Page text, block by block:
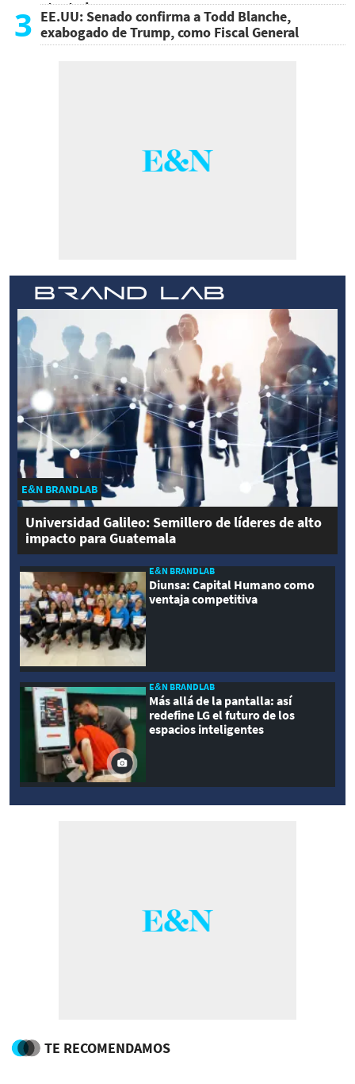
atentado
3 EE.UU: Senado confirma a Todd Blanche,
exabogado de Trump, como Fiscal General
E&N BRANDLAB
Universidad Galileo: Semillero de líderes de alto
impacto para Guatemala
E&N BRANDLAB
Diunsa: Capital Humano como
ventaja competitiva
E&N BRANDLAB
Más allá de la pantalla: así
redefine LG el futuro de los
espacios inteligentes
TE RECOMENDAMOS